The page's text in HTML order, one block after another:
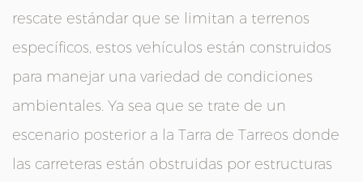
rescate estándar que se limitan a terrenos
específicos, estos vehículos están construidos
para manejar una variedad de condiciones
ambientales. Ya sea que se trate de un
escenario posterior a la Tarra de Tarreos donde
las carreteras están obstruidas por estructuras